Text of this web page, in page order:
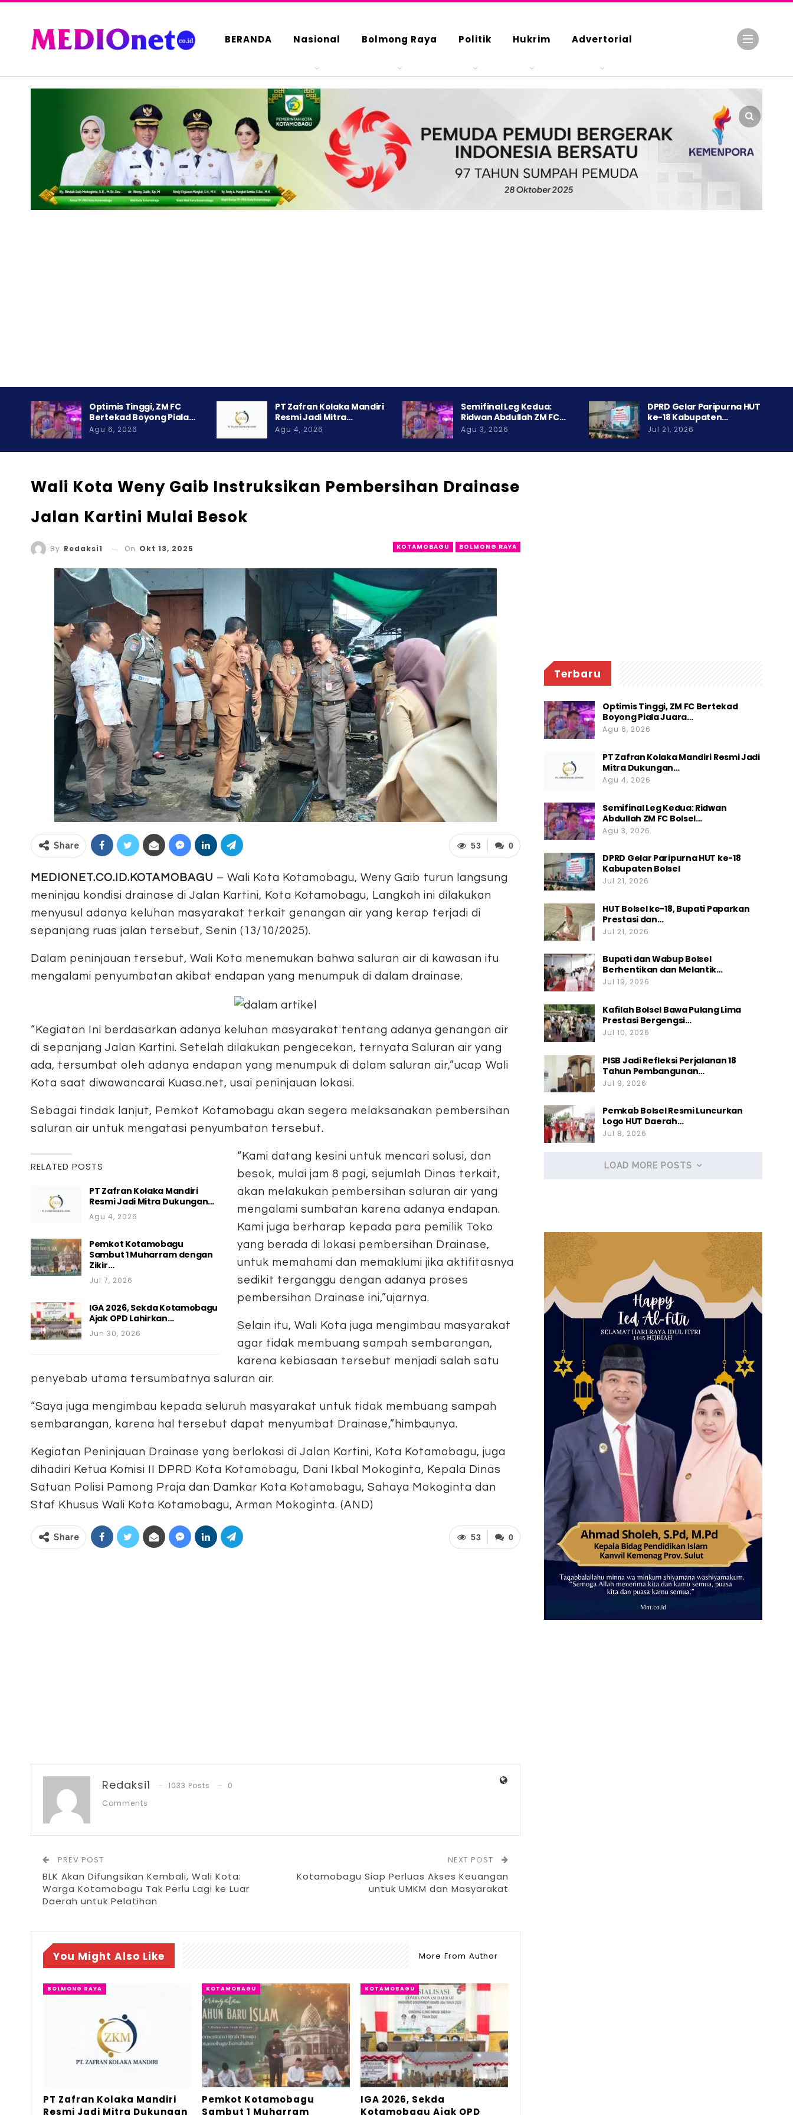
BERANDA Nasional Bolmong Raya Politik Hukrim Advertorial
Optimis Tinggi, ZM FC
Bertekad Boyong Piala…
Agu 6, 2026
PT Zafran Kolaka Mandiri
Resmi Jadi Mitra…
Agu 4, 2026
Semifinal Leg Kedua:
Ridwan Abdullah ZM FC…
Agu 3, 2026
DPRD Gelar Paripurna HUT
ke-18 Kabupaten…
Jul 21, 2026
Wali Kota Weny Gaib Instruksikan Pembersihan Drainase
Jalan Kartini Mulai Besok
KOTAMOBAGU BOLMONG RAYA
By Redaksi1 On Okt 13, 2025
0
53
Share
MEDIONET.CO.ID.KOTAMOBAGU – Wali Kota Kotamobagu, Weny Gaib turun langsung
meninjau kondisi drainase di Jalan Kartini, Kota Kotamobagu, Langkah ini dilakukan
menyusul adanya keluhan masyarakat terkait genangan air yang kerap terjadi di
sepanjang ruas jalan tersebut, Senin (13/10/2025).
Dalam peninjauan tersebut, Wali Kota menemukan bahwa saluran air di kawasan itu
mengalami penyumbatan akibat endapan yang menumpuk di dalam drainase.
“Kegiatan Ini berdasarkan adanya keluhan masyarakat tentang adanya genangan air
di sepanjang Jalan Kartini. Setelah dilakukan pengecekan, ternyata Saluran air yang
ada, tersumbat oleh adanya endapan yang menumpuk di dalam saluran air,”ucap Wali
Kota saat diwawancarai Kuasa.net, usai peninjauan lokasi.
Sebagai tindak lanjut, Pemkot Kotamobagu akan segera melaksanakan pembersihan
saluran air untuk mengatasi penyumbatan tersebut.
RELATED POSTS
PT Zafran Kolaka Mandiri
Resmi Jadi Mitra Dukungan…
Agu 4, 2026
Pemkot Kotamobagu
Sambut 1 Muharram dengan
Zikir…
Jul 7, 2026
IGA 2026, Sekda Kotamobagu
Ajak OPD Lahirkan…
Jun 30, 2026
“Kami datang kesini untuk mencari solusi, dan
besok, mulai jam 8 pagi, sejumlah Dinas terkait,
akan melakukan pembersihan saluran air yang
mengalami sumbatan karena adanya endapan.
Kami juga berharap kepada para pemilik Toko
yang berada di lokasi pembersihan Drainase,
untuk memahami dan memaklumi jika aktifitasnya
sedikit terganggu dengan adanya proses
pembersihan Drainase ini,”ujarnya.
Selain itu, Wali Kota juga mengimbau masyarakat
agar tidak membuang sampah sembarangan,
karena kebiasaan tersebut menjadi salah satu
penyebab utama tersumbatnya saluran air.
“Saya juga mengimbau kepada seluruh masyarakat untuk tidak membuang sampah
sembarangan, karena hal tersebut dapat menyumbat Drainase,”himbaunya.
Kegiatan Peninjauan Drainase yang berlokasi di Jalan Kartini, Kota Kotamobagu, juga
dihadiri Ketua Komisi II DPRD Kota Kotamobagu, Dani Ikbal Mokoginta, Kepala Dinas
Satuan Polisi Pamong Praja dan Damkar Kota Kotamobagu, Sahaya Mokoginta dan
Staf Khusus Wali Kota Kotamobagu, Arman Mokoginta. (AND)
0
53
Share
Redaksi1 1033 Posts
0
Comments
PREV POST
BLK Akan Difungsikan Kembali, Wali Kota:
Warga Kotamobagu Tak Perlu Lagi ke Luar
Daerah untuk Pelatihan
NEXT POST
Kotamobagu Siap Perluas Akses Keuangan
untuk UMKM dan Masyarakat
You Might Also Like More From Author
BOLMONG RAYA
PT Zafran Kolaka Mandiri
Resmi Jadi Mitra Dukungan
KOTAMOBAGU
Pemkot Kotamobagu
Sambut 1 Muharram
KOTAMOBAGU
IGA 2026, Sekda
Kotamobagu Ajak OPD
Terbaru
Optimis Tinggi, ZM FC Bertekad
Boyong Piala Juara…
Agu 6, 2026
PT Zafran Kolaka Mandiri Resmi Jadi
Mitra Dukungan…
Agu 4, 2026
Semifinal Leg Kedua: Ridwan
Abdullah ZM FC Bolsel…
Agu 3, 2026
DPRD Gelar Paripurna HUT ke-18
Kabupaten Bolsel
Jul 21, 2026
HUT Bolsel ke-18, Bupati Paparkan
Prestasi dan…
Jul 21, 2026
Bupati dan Wabup Bolsel
Berhentikan dan Melantik…
Jul 19, 2026
Kafilah Bolsel Bawa Pulang Lima
Prestasi Bergengsi…
Jul 10, 2026
PISB Jadi Refleksi Perjalanan 18
Tahun Pembangunan…
Jul 9, 2026
Pemkab Bolsel Resmi Luncurkan
Logo HUT Daerah…
Jul 8, 2026
LOAD MORE POSTS